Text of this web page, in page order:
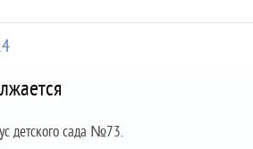
детского сада №73.